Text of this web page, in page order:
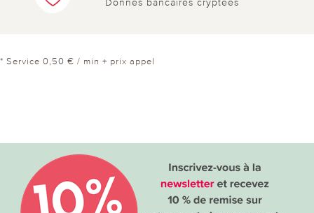
* Service 0,50 € / min + prix appel